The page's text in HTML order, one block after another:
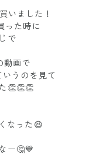
いました！
った時に
で
画で
うのを見て
👏👏👏
なった😆
ー🤔💙